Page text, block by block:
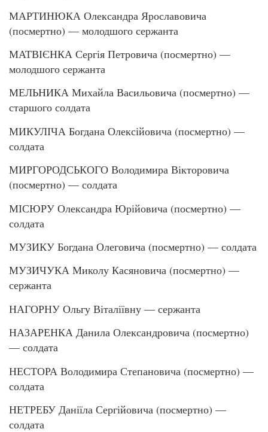
МАРТИНЮКА Олександра Ярославовича
(посмертно) — молодшого сержанта
МАТВІЄНКА Сергія Петровича (посмертно) —
молодшого сержанта
МЕЛЬНИКА Михайла Васильовича (посмертно) —
старшого солдата
МИКУЛІЧА Богдана Олексійовича (посмертно) —
солдата
МИРГОРОДСЬКОГО Володимира Вікторовича
(посмертно) — солдата
МІСЮРУ Олександра Юрійовича (посмертно) —
солдата
МУЗИКУ Богдана Олеговича (посмертно) — солдата
МУЗИЧУКА Миколу Касяновича (посмертно) —
сержанта
НАГОРНУ Ольгу Віталіївну — сержанта
НАЗАРЕНКА Данила Олександровича (посмертно)
— солдата
НЕСТОРА Володимира Степановича (посмертно) —
солдата
НЕТРЕБУ Даніїла Сергійовича (посмертно) —
солдата